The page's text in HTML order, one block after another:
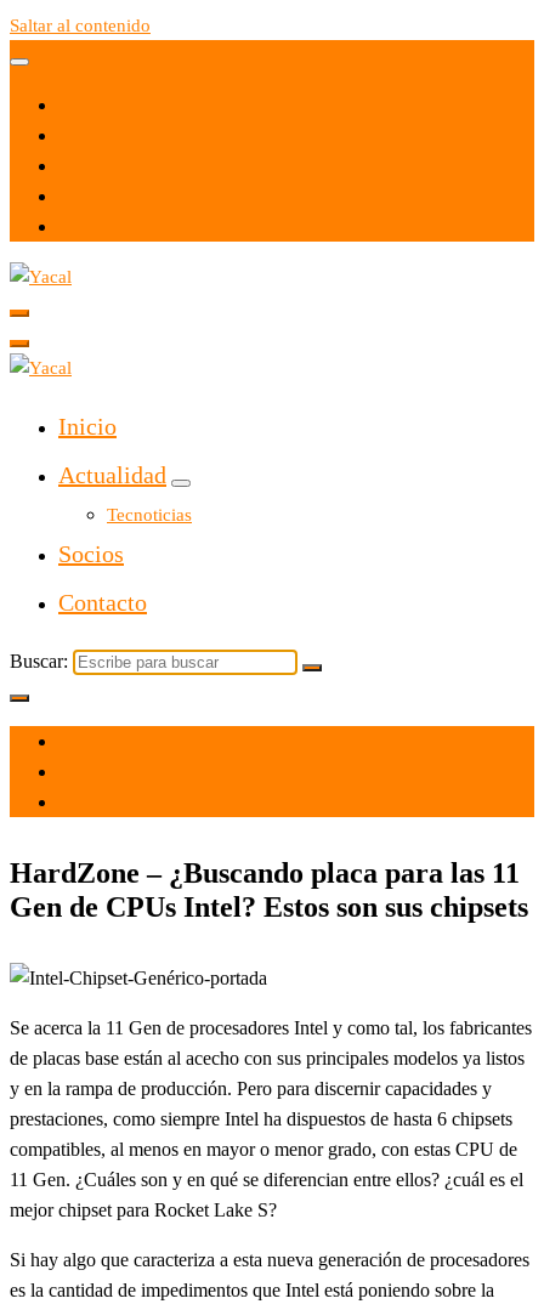
Saltar al contenido
Yacal micro hosting
Inicio
Actualidad
Tecnoticias
Socios
Contacto
Buscar:
HardZone – ¿Buscando placa para las 11
Gen de CPUs Intel? Estos son sus chipsets
Se acerca la 11 Gen de procesadores Intel y como tal, los fabricantes
de placas base están al acecho con sus principales modelos ya listos
y en la rampa de producción. Pero para discernir capacidades y
prestaciones, como siempre Intel ha dispuestos de hasta 6 chipsets
compatibles, al menos en mayor o menor grado, con estas CPU de
11 Gen. ¿Cuáles son y en qué se diferencian entre ellos? ¿cuál es el
mejor chipset para Rocket Lake S?
Si hay algo que caracteriza a esta nueva generación de procesadores
es la cantidad de impedimentos que Intel está poniendo sobre la